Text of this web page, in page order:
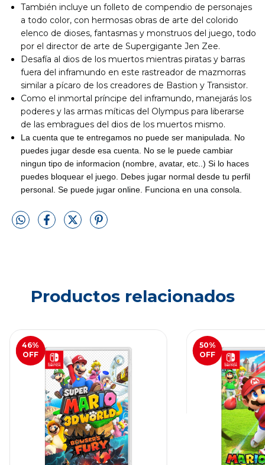
También incluye un folleto de compendio de personajes
a todo color, con hermosas obras de arte del colorido
elenco de dioses, fantasmas y monstruos del juego, todo
por el director de arte de Supergigante Jen Zee.
Desafía al dios de los muertos mientras piratas y barras
fuera del inframundo en este rastreador de mazmorras
similar a pícaro de los creadores de Bastion y Transistor.
Como el inmortal príncipe del inframundo, manejarás los
poderes y las armas míticas del Olympus para liberarse
de las embragues del dios de los muertos mismo.
La cuenta que te entregamos no puede ser manipulada. No
puedes jugar desde esa cuenta. No se le puede cambiar
ningun tipo de informacion (nombre, avatar, etc..) Si lo haces
puedes bloquear el juego. Debes jugar normal desde tu perfil
personal. Se puede jugar online. Funciona en una consola.
Productos relacionados
46%
OFF
50%
OFF